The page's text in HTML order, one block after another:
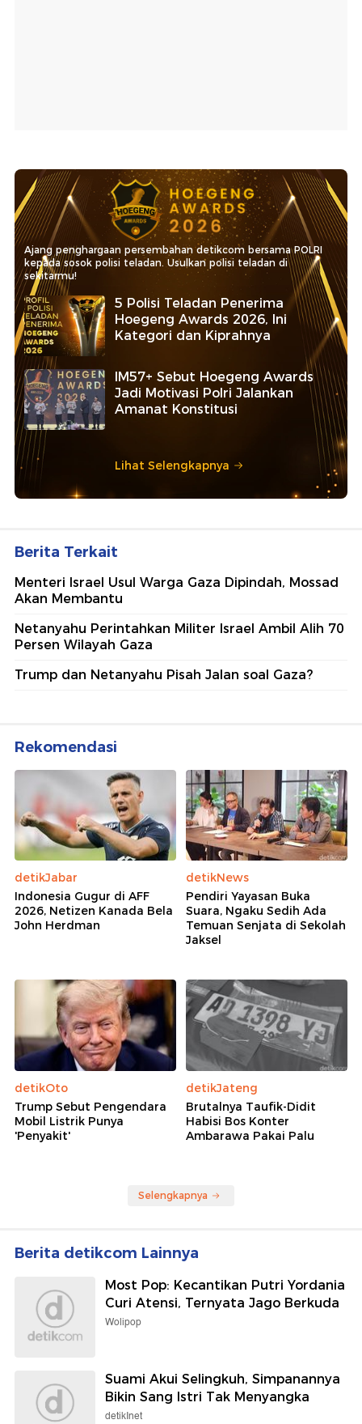
Ajang penghargaan persembahan detikcom bersama POLRI
kepada sosok polisi teladan. Usulkan polisi teladan di
sekitarmu!
5 Polisi Teladan Penerima
Hoegeng Awards 2026, Ini
Kategori dan Kiprahnya
IM57+ Sebut Hoegeng Awards
Jadi Motivasi Polri Jalankan
Amanat Konstitusi
Lihat Selengkapnya
Berita Terkait
Menteri Israel Usul Warga Gaza Dipindah, Mossad
Akan Membantu
Netanyahu Perintahkan Militer Israel Ambil Alih 70
Persen Wilayah Gaza
Trump dan Netanyahu Pisah Jalan soal Gaza?
Rekomendasi
detikJabar
Indonesia Gugur di AFF
2026, Netizen Kanada Bela
John Herdman
detikNews
Pendiri Yayasan Buka
Suara, Ngaku Sedih Ada
Temuan Senjata di Sekolah
Jaksel
detikOto
Trump Sebut Pengendara
Mobil Listrik Punya
'Penyakit'
detikJateng
Brutalnya Taufik-Didit
Habisi Bos Konter
Ambarawa Pakai Palu
Selengkapnya
Berita detikcom Lainnya
Most Pop: Kecantikan Putri Yordania
Curi Atensi, Ternyata Jago Berkuda
Wolipop
Suami Akui Selingkuh, Simpanannya
Bikin Sang Istri Tak Menyangka
detikInet